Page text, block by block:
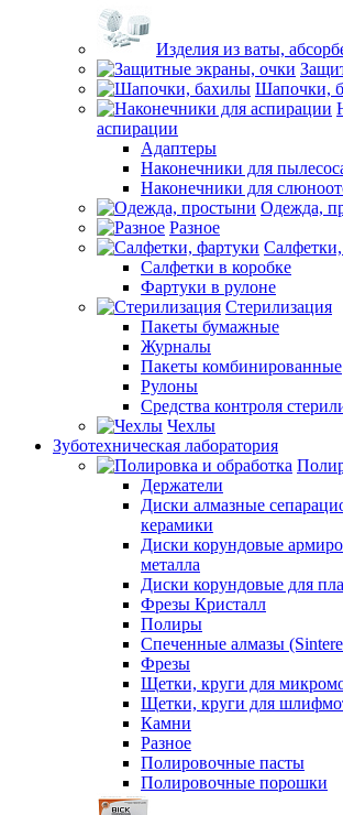
Изделия из ваты,
Шапочки,
аспирации
Адаптеры
Наконечники для
Наконечники для
Одежда,
Разное
Салфетки в коробке
Фартуки в рулоне
Стерилизация
Пакеты бумажные
Журналы
Пакеты комбинированные
Рулоны
Средства контроля
Чехлы
Зуботехническая лаборатория
Держатели
Диски алмазные
керамики
Диски корундовые
металла
Диски корундовые для
Фрезы Кристалл
Полиры
Спеченные алмазы
Фрезы
Щетки, круги для
Щетки, круги для
Камни
Разное
Полировочные пасты
Полировочные порошки